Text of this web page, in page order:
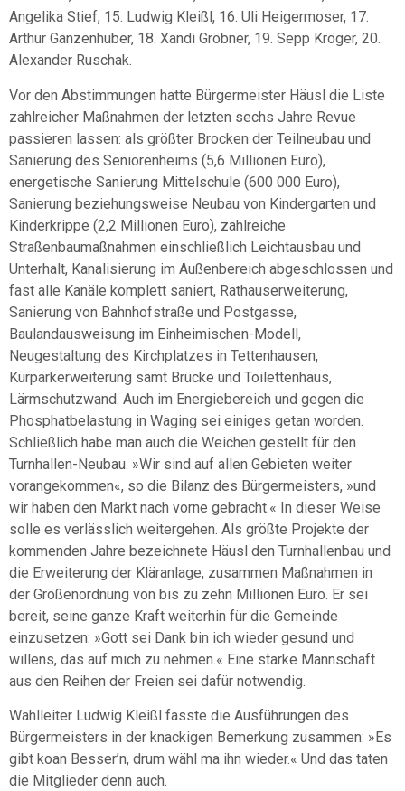
Angelika Stief, 15. Ludwig Kleißl, 16. Uli Heigermoser, 17.
Arthur Ganzenhuber, 18. Xandi Gröbner, 19. Sepp Kröger, 20.
Alexander Ruschak.
Vor den Abstimmungen hatte Bürgermeister Häusl die Liste
zahlreicher Maßnahmen der letzten sechs Jahre Revue
passieren lassen: als größter Brocken der Teilneubau und
Sanierung des Seniorenheims (5,6 Millionen Euro),
energetische Sanierung Mittelschule (600 000 Euro),
Sanierung beziehungsweise Neubau von Kindergarten und
Kinderkrippe (2,2 Millionen Euro), zahlreiche
Straßenbaumaßnahmen einschließlich Leichtausbau und
Unterhalt, Kanalisierung im Außenbereich abgeschlossen und
fast alle Kanäle komplett saniert, Rathauserweiterung,
Sanierung von Bahnhofstraße und Postgasse,
Baulandausweisung im Einheimischen-Modell,
Neugestaltung des Kirchplatzes in Tettenhausen,
Kurparkerweiterung samt Brücke und Toilettenhaus,
Lärmschutzwand. Auch im Energiebereich und gegen die
Phosphatbelastung in Waging sei einiges getan worden.
Schließlich habe man auch die Weichen gestellt für den
Turnhallen-Neubau. »Wir sind auf allen Gebieten weiter
vorangekommen«, so die Bilanz des Bürgermeisters, »und
wir haben den Markt nach vorne gebracht.« In dieser Weise
solle es verlässlich weitergehen. Als größte Projekte der
kommenden Jahre bezeichnete Häusl den Turnhallenbau und
die Erweiterung der Kläranlage, zusammen Maßnahmen in
der Größenordnung von bis zu zehn Millionen Euro. Er sei
bereit, seine ganze Kraft weiterhin für die Gemeinde
einzusetzen: »Gott sei Dank bin ich wieder gesund und
willens, das auf mich zu nehmen.« Eine starke Mannschaft
aus den Reihen der Freien sei dafür notwendig.
Wahlleiter Ludwig Kleißl fasste die Ausführungen des
Bürgermeisters in der knackigen Bemerkung zusammen: »Es
gibt koan Besser’n, drum wähl ma ihn wieder.« Und das taten
die Mitglieder denn auch.